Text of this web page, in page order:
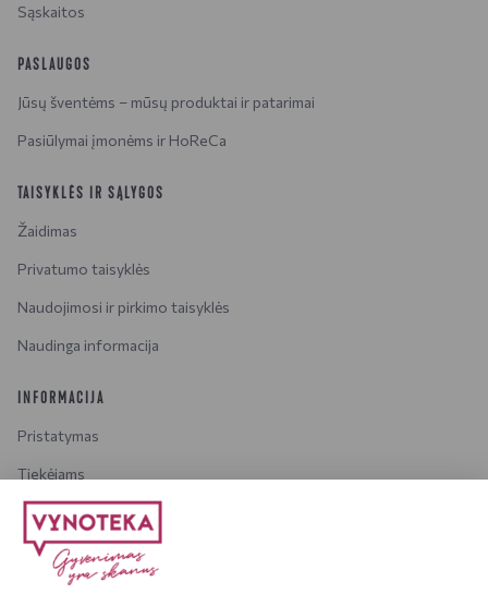
Sąskaitos
PASLAUGOS
Jūsų šventėms – mūsų produktai ir patarimai
Pasiūlymai įmonėms ir HoReCa
TAISYKLĖS IR SĄLYGOS
Žaidimas
Privatumo taisyklės
Naudojimosi ir pirkimo taisyklės
Naudinga informacija
INFORMACIJA
Pristatymas
Tiekėjams
Karjera
Dažniausiai užduodami klausimai